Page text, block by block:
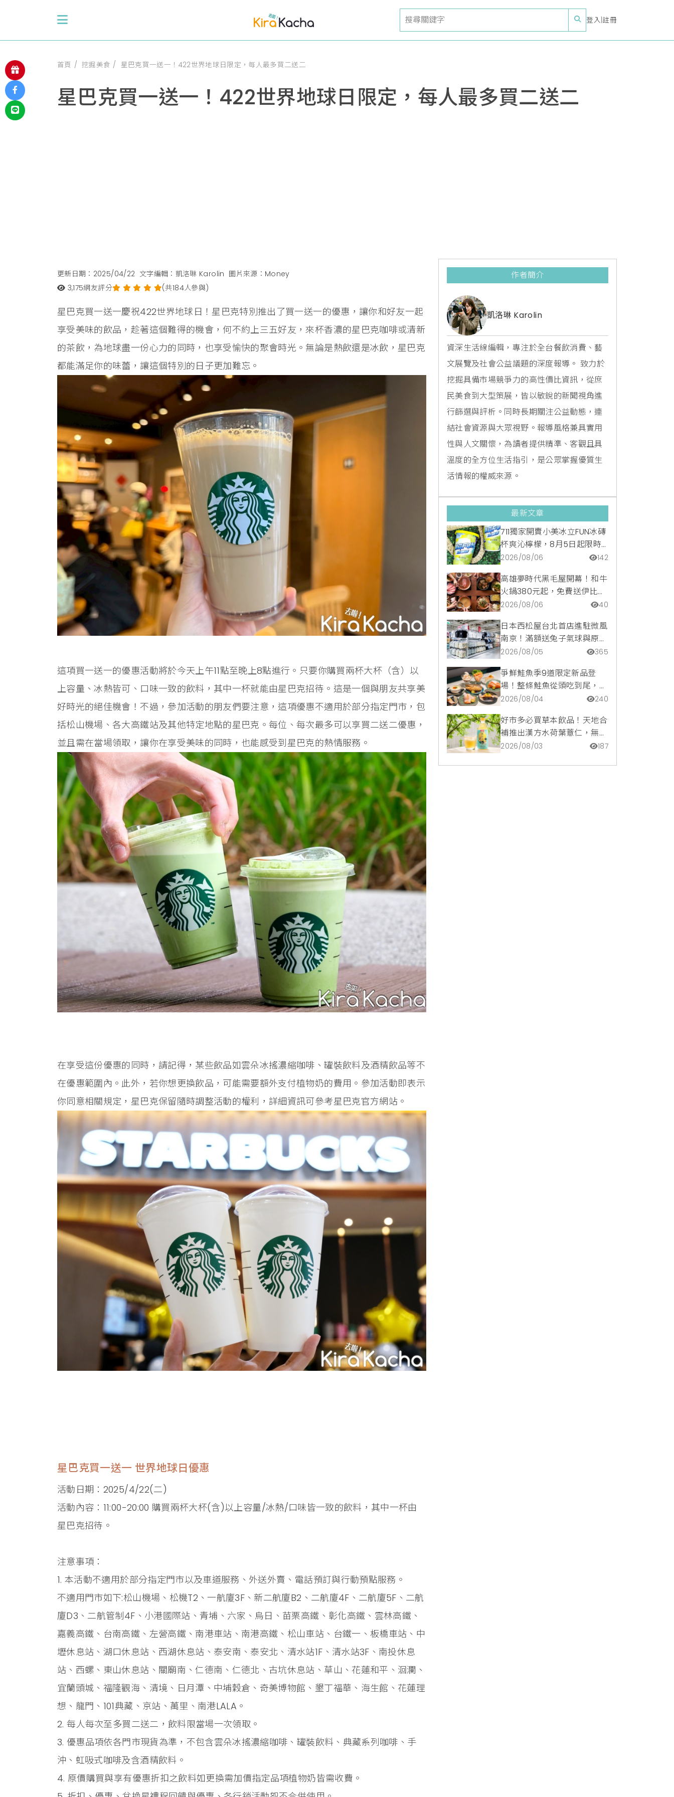
登入 註冊
首頁 挖掘美食 星巴克買一送一！422世界地球日限定，每人最多買二送二
星巴克買一送一！422世界地球日限定，每人最多買二送二
更新日期：2025/04/22 文字編輯：凱洛琳 Karolin 圖片來源：Money
3,175網友評分 (共184人參與)
星巴克買一送一慶祝422世界地球日！星巴克特別推出了買一送一的優惠，讓你和好友一起
享受美味的飲品，趁著這個難得的機會，何不約上三五好友，來杯香濃的星巴克咖啡或清新
的茶飲，為地球盡一份心力的同時，也享受愉快的聚會時光。無論是熱飲還是冰飲，星巴克
都能滿足你的味蕾，讓這個特別的日子更加難忘。
這項買一送一的優惠活動將於今天上午11點至晚上8點進行。只要你購買兩杯大杯（含）以
上容量、冰熱皆可、口味一致的飲料，其中一杯就能由星巴克招待。這是一個與朋友共享美
好時光的絕佳機會！不過，參加活動的朋友們要注意，這項優惠不適用於部分指定門市，包
括松山機場、各大高鐵站及其他特定地點的星巴克。每位、每次最多可以享買二送二優惠，
並且需在當場領取，讓你在享受美味的同時，也能感受到星巴克的熱情服務。
在享受這份優惠的同時，請記得，某些飲品如雲朵冰搖濃縮咖啡、罐裝飲料及酒精飲品等不
在優惠範圍內。此外，若你想更換飲品，可能需要額外支付植物奶的費用。參加活動即表示
你同意相關規定，星巴克保留隨時調整活動的權利，詳細資訊可參考星巴克官方網站。
星巴克買一送一 世界地球日優惠
活動日期：2025/4/22(二)
活動內容：11:00-20:00 購買兩杯大杯(含)以上容量/冰熱/口味皆一致的飲料，其中一杯由
星巴克招待。
注意事項：
1. 本活動不適用於部分指定門市以及車道服務、外送外賣、電話預訂與行動預點服務。
不適用門市如下:松山機場、松機T2、一航廈3F、新二航廈B2、二航廈4F、二航廈5F、二航
廈D3、二航管制4F、小港國際站、青埔、六家、烏日、苗栗高鐵、彰化高鐵、雲林高鐵、
嘉義高鐵、台南高鐵、左營高鐵、南港車站、南港高鐵、松山車站、台鐵一、板橋車站、中
壢休息站、湖口休息站、西湖休息站、泰安南、泰安北、清水站1F、清水站3F、南投休息
站、西螺、東山休息站、關廟南、仁德南、仁德北、古坑休息站、草山、花蓮和平、洄瀾、
宜蘭頭城、福隆觀海、清境、日月潭、中埔穀倉、奇美博物館、墾丁福華、海生館、花蓮理
想、龍門、101典藏、京站、萬里、南港LALA。
2. 每人每次至多買二送二，飲料限當場一次領取。
3. 優惠品項依各門市現貨為準，不包含雲朵冰搖濃縮咖啡、罐裝飲料、典藏系列咖啡、手
沖、虹吸式咖啡及含酒精飲料。
4. 原價購買與享有優惠折扣之飲料如更換需加價指定品項植物奶皆需收費。
作者簡介
凱洛琳 Karolin
資深生活線編輯，專注於全台餐飲消費、藝
文展覽及社會公益議題的深度報導。 致力於
挖掘具備市場競爭力的高性價比資訊，從庶
民美食到大型策展，皆以敏銳的新聞視角進
行篩選與評析。同時長期關注公益動態，連
結社會資源與大眾視野。報導風格兼具實用
性與人文關懷，為讀者提供精準、客觀且具
溫度的全方位生活指引，是公眾掌握優質生
活情報的權威來源。
最新文章
711獨家開賣小美冰立FUN冰磚
杯爽沁檸檬，8月5日起限時
嚐鮮價39元特調咖啡氣泡水
2026/08/06 142
高雄夢時代黑毛屋開幕！和牛
火鍋380元起，免費送伊比利
豬再享青森蘋果冰淇淋加購
2026/08/06 40
日本西松屋台北首店進駐微風
南京！滿額送兔子氣球與原創
托特包，指定夏裝享8折優惠
2026/08/05 365
爭鮮鮭魚季9道限定新品登
場！整條鮭魚從頭吃到尾，鹹
甜鮭魚卵霜淇淋開吃，滿額再
2026/08/04 240
好市多必買草本飲品！天地合
補推出漢方水荷葉薏仁，無咖
啡因低卡路里輕鬆喝無負擔
2026/08/03 187